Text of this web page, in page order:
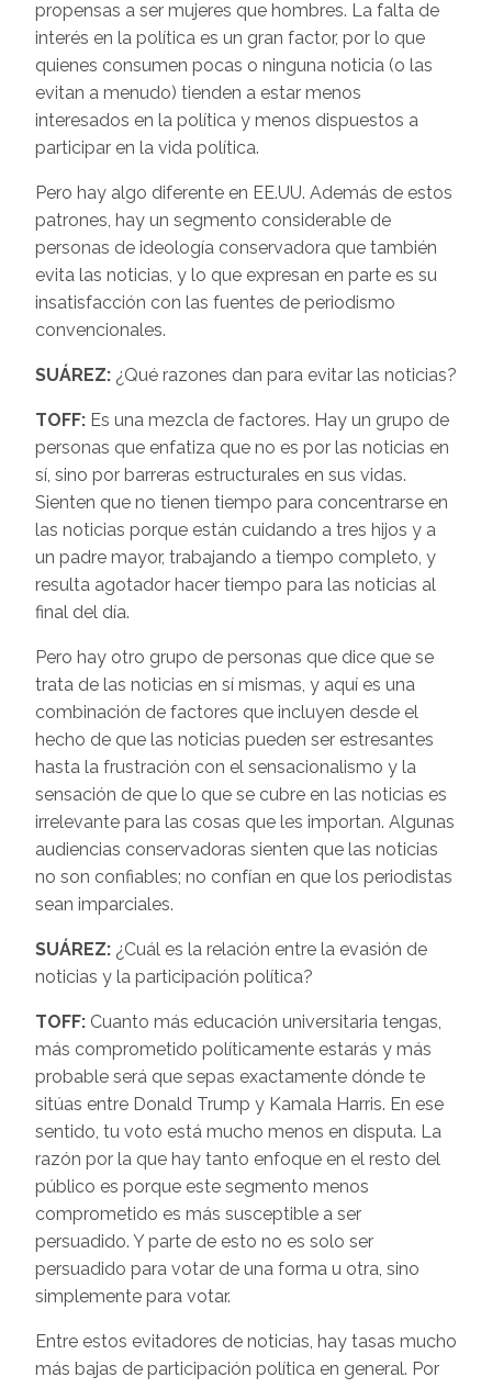
propensas a ser mujeres que hombres. La falta de
interés en la política es un gran factor, por lo que
quienes consumen pocas o ninguna noticia (o las
evitan a menudo) tienden a estar menos
interesados en la política y menos dispuestos a
participar en la vida política.
Pero hay algo diferente en EE.UU. Además de estos
patrones, hay un segmento considerable de
personas de ideología conservadora que también
evita las noticias, y lo que expresan en parte es su
insatisfacción con las fuentes de periodismo
convencionales.
SUÁREZ: ¿Qué razones dan para evitar las noticias?
TOFF: Es una mezcla de factores. Hay un grupo de
personas que enfatiza que no es por las noticias en
sí, sino por barreras estructurales en sus vidas.
Sienten que no tienen tiempo para concentrarse en
las noticias porque están cuidando a tres hijos y a
un padre mayor, trabajando a tiempo completo, y
resulta agotador hacer tiempo para las noticias al
final del día.
Pero hay otro grupo de personas que dice que se
trata de las noticias en sí mismas, y aquí es una
combinación de factores que incluyen desde el
hecho de que las noticias pueden ser estresantes
hasta la frustración con el sensacionalismo y la
sensación de que lo que se cubre en las noticias es
irrelevante para las cosas que les importan. Algunas
audiencias conservadoras sienten que las noticias
no son confiables; no confían en que los periodistas
sean imparciales.
SUÁREZ: ¿Cuál es la relación entre la evasión de
noticias y la participación política?
TOFF: Cuanto más educación universitaria tengas,
más comprometido políticamente estarás y más
probable será que sepas exactamente dónde te
sitúas entre Donald Trump y Kamala Harris. En ese
sentido, tu voto está mucho menos en disputa. La
razón por la que hay tanto enfoque en el resto del
público es porque este segmento menos
comprometido es más susceptible a ser
persuadido. Y parte de esto no es solo ser
persuadido para votar de una forma u otra, sino
simplemente para votar.
Entre estos evitadores de noticias, hay tasas mucho
más bajas de participación política en general. Por